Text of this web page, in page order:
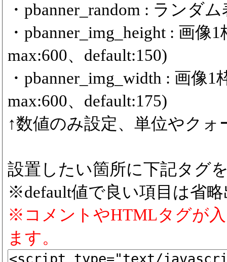
・pbanner_random : ランダ
・pbanner_img_height : 画
max:600、default:150)
・pbanner_img_width : 画像
max:600、default:175)
↑数値のみ設定、単位やク
設置したい箇所に下記タグ
※default値で良い項目は省
※コメントやHTMLタグが
ます。